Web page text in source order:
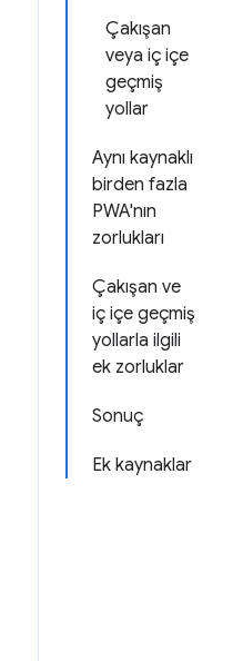
Çakışan
veya iç içe
geçmiş
yollar
Aynı kaynaklı
birden fazla
PWA'nın
zorlukları
Çakışan ve
iç içe geçmiş
yollarla ilgili
ek zorluklar
Sonuç
Ek kaynaklar